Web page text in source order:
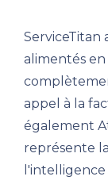
ServiceTitan
alimentés
appel à la
également
représente